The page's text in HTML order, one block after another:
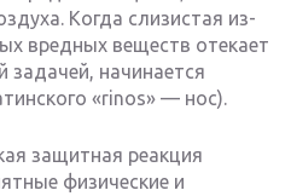
Когда слизистая из-
вредных веществ отекает
задачей, начинается
«rinos» — нос).
защитная реакция
физические и